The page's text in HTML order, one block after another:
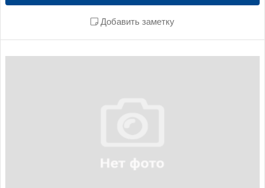
Добавить заметку